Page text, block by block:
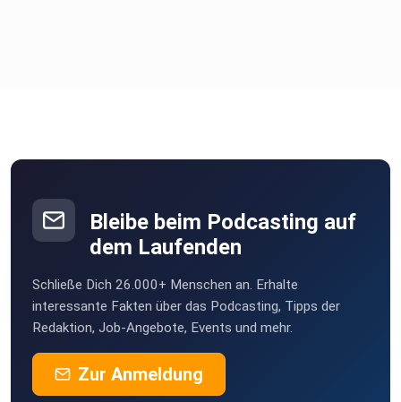
Bleibe beim Podcasting auf
dem Laufenden
Schließe Dich 26.000+ Menschen an. Erhalte
interessante Fakten über das Podcasting, Tipps der
Redaktion, Job-Angebote, Events und mehr.
Zur Anmeldung